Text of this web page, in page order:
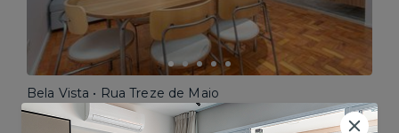
Bela Vista • Rua Treze de Maio
Compartilhado até 5 pessoas • 160m²